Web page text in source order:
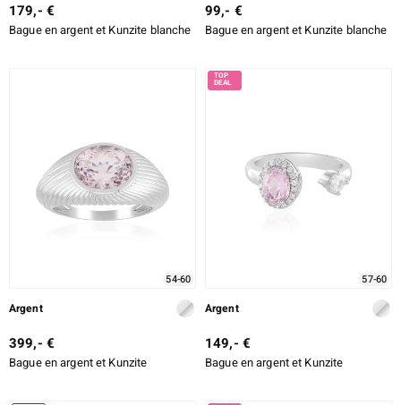
179,- €
Bague en argent et Kunzite blanche
99,- €
Bague en argent et Kunzite blanche
54-60
Argent
399,- €
Bague en argent et Kunzite
57-60
Argent
149,- €
Bague en argent et Kunzite